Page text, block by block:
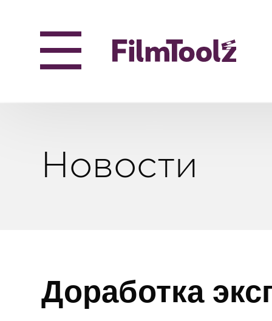
Новости
Доработка